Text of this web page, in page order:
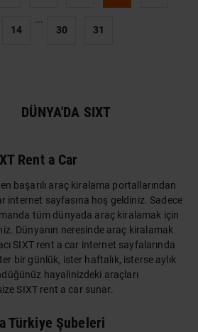
14
30
31
DÜNYA'DA SIXT
Rent a Car
başarılı araç kiralama portallarından
internet sayfasına hoş geldiniz. Sadece
tüm dünyada araç kiralamak için
Dünyanın neresinde araç kiralamak
SIXT rent a car internet sayfalarında
bir günlük, ister haftalık, isterse aylık
hayalinizdeki araçları
SIXT rent a car sunar.
Türkiye Şubeleri